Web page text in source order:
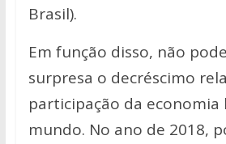
Brasil).
Em função disso, não
surpresa o decréscimo
participação da economia
mundo. No ano de 2018,